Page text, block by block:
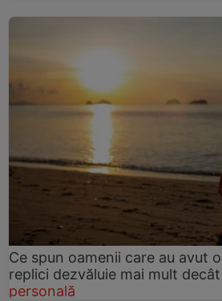
Ce spun oamenii care au avut
replici dezvăluie mai mult
personală